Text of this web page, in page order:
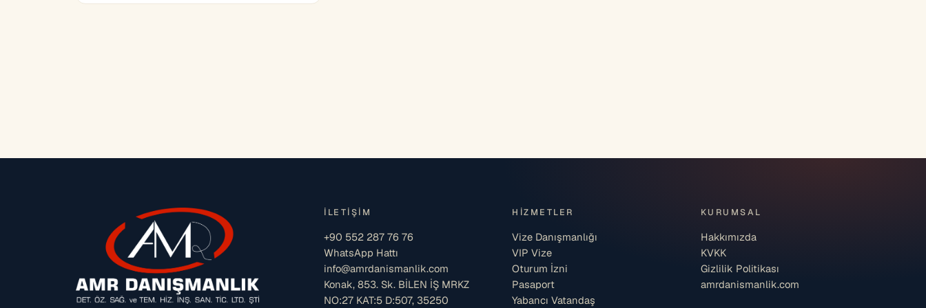
İLETIŞIM
+90 552 287 76 76
WhatsApp Hattı
info@amrdanismanlik.com
Konak, 853. Sk. BİLEN İŞ MRKZ
NO:27 KAT:5 D:507, 35250
HIZMETLER
Vize Danışmanlığı
VIP Vize
Oturum İzni
Pasaport
Yabancı Vatandaş
KURUMSAL
Hakkımızda
KVKK
Gizlilik Politikası
amrdanismanlik.com